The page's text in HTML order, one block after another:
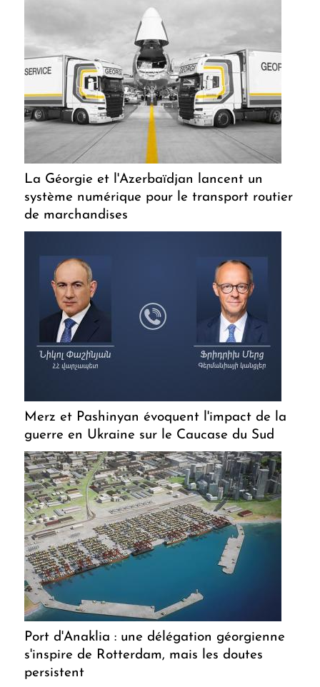
La Géorgie et l'Azerbaïdjan lancent un
système numérique pour le transport routier
de marchandises
Merz et Pashinyan évoquent l'impact de la
guerre en Ukraine sur le Caucase du Sud
Port d'Anaklia : une délégation géorgienne
s'inspire de Rotterdam, mais les doutes
persistent